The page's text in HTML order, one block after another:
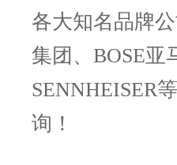
各大知名品牌
集团、BOSE亚
SENNHEISER
询！